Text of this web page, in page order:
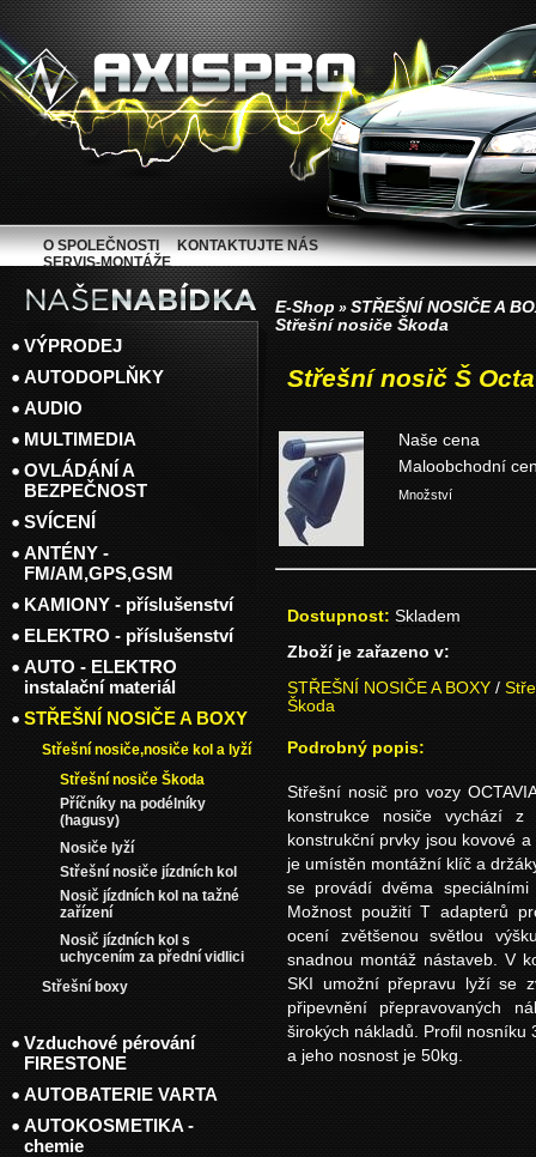
E-Shop » STŘEŠNÍ NOSIČE A
Střešní nosiče Škoda
Střešní nosič Š
Naše cena
Maloobchodní
Množství
Dostupnost: Skladem
Zboží je zařazeno v:
STŘEŠNÍ NOSIČE A BOXY /
Škoda
Podrobný popis:
Střešní nosič pro vozy
konstrukce nosiče vychází z
konstrukční prvky jsou kovové
je umístěn montážní klíč a
se provádí dvěma
Možnost použití T adapterů
ocení zvětšenou světlou
snadnou montáž nástaveb. V
SKI umožní přepravu lyží se
připevnění přepravovaných
širokých nákladů. Profil nosníku
a jeho nosnost je 50kg.
VÝPRODEJ
AUTODOPLŇKY
AUDIO
MULTIMEDIA
OVLÁDÁNÍ A
BEZPEČNOST
SVÍCENÍ
ANTÉNY -
FM/AM,GPS,GSM
KAMIONY - příslušenství
ELEKTRO - příslušenství
AUTO - ELEKTRO
instalační materiál
STŘEŠNÍ NOSIČE A BOXY
Střešní nosiče,nosiče kol a lyží
Střešní nosiče Škoda
Příčníky na podélníky
(hagusy)
Nosiče lyží
Střešní nosiče jízdních kol
Nosič jízdních kol na tažné
zařízení
Nosič jízdních kol s
uchycením za přední vidlici
Střešní boxy
Vzduchové pérování
FIRESTONE
AUTOBATERIE VARTA
AUTOKOSMETIKA -
chemie
O SPOLEČNOSTI
KONTAKTUJTE NÁS
SERVIS-MONTÁŽE